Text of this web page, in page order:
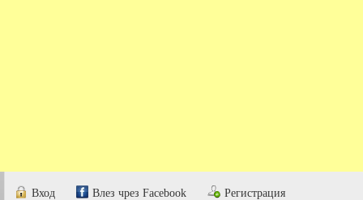
Вход Влез чрез Facebook Регистрация